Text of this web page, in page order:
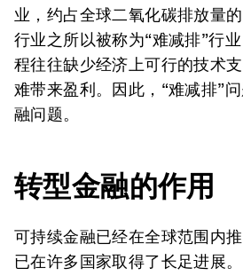
业，约占全球二氧化碳排放量的
行业之所以被称为“难减排”行
程往往缺少经济上可行的技术
难带来盈利。因此，“难减排”
融问题。
转型金融的作用
可持续金融已经在全球范围内
已在许多国家取得了长足进展